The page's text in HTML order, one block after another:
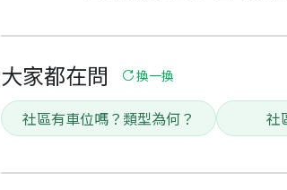
大家都在問 換一換
社區有車位嗎？類型為何？ 社